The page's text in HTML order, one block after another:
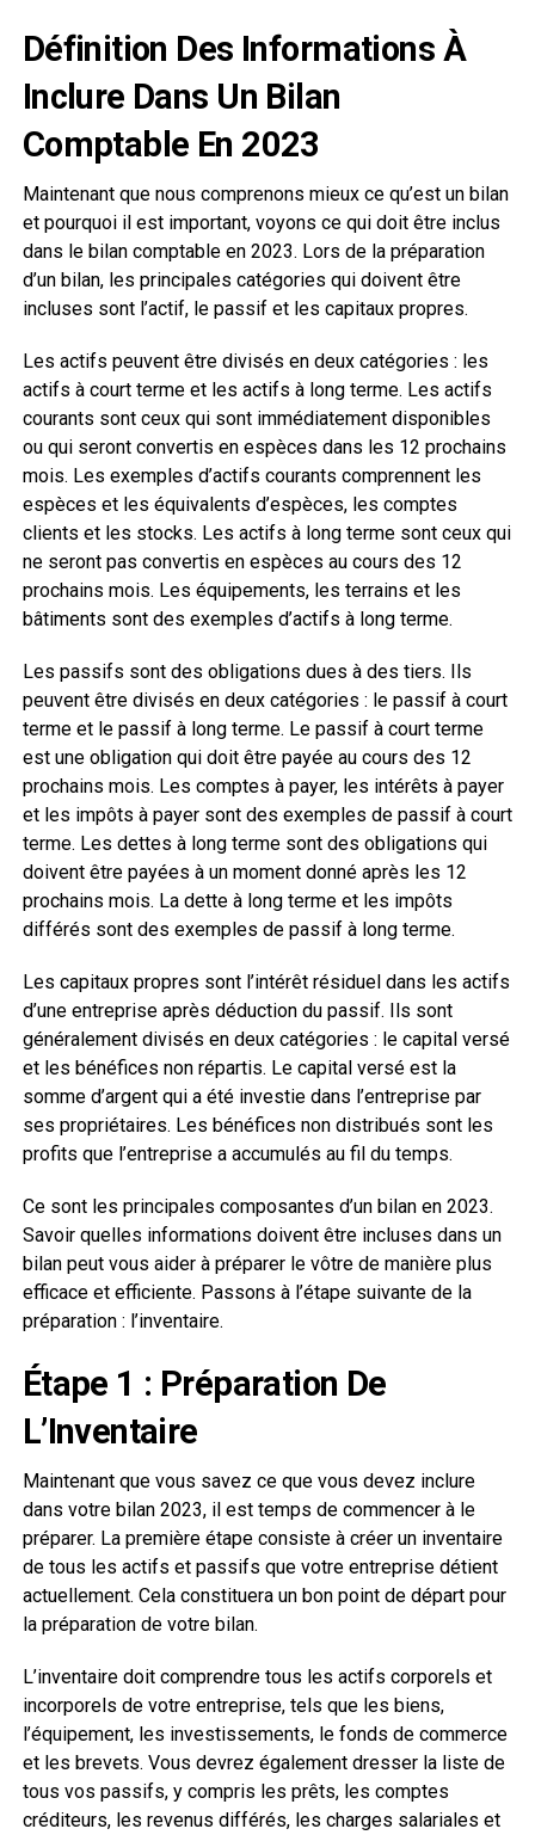
Définition Des Informations À
Inclure Dans Un Bilan
Comptable En 2023
Maintenant que nous comprenons mieux ce qu’est un bilan
et pourquoi il est important, voyons ce qui doit être inclus
dans le bilan comptable en 2023. Lors de la préparation
d’un bilan, les principales catégories qui doivent être
incluses sont l’actif, le passif et les capitaux propres.
Les actifs peuvent être divisés en deux catégories : les
actifs à court terme et les actifs à long terme. Les actifs
courants sont ceux qui sont immédiatement disponibles
ou qui seront convertis en espèces dans les 12 prochains
mois. Les exemples d’actifs courants comprennent les
espèces et les équivalents d’espèces, les comptes
clients et les stocks. Les actifs à long terme sont ceux qui
ne seront pas convertis en espèces au cours des 12
prochains mois. Les équipements, les terrains et les
bâtiments sont des exemples d’actifs à long terme.
Les passifs sont des obligations dues à des tiers. Ils
peuvent être divisés en deux catégories : le passif à court
terme et le passif à long terme. Le passif à court terme
est une obligation qui doit être payée au cours des 12
prochains mois. Les comptes à payer, les intérêts à payer
et les impôts à payer sont des exemples de passif à court
terme. Les dettes à long terme sont des obligations qui
doivent être payées à un moment donné après les 12
prochains mois. La dette à long terme et les impôts
différés sont des exemples de passif à long terme.
Les capitaux propres sont l’intérêt résiduel dans les actifs
d’une entreprise après déduction du passif. Ils sont
généralement divisés en deux catégories : le capital versé
et les bénéfices non répartis. Le capital versé est la
somme d’argent qui a été investie dans l’entreprise par
ses propriétaires. Les bénéfices non distribués sont les
profits que l’entreprise a accumulés au fil du temps.
Ce sont les principales composantes d’un bilan en 2023.
Savoir quelles informations doivent être incluses dans un
bilan peut vous aider à préparer le vôtre de manière plus
efficace et efficiente. Passons à l’étape suivante de la
préparation : l’inventaire.
Étape 1 : Préparation De
L’Inventaire
Maintenant que vous savez ce que vous devez inclure
dans votre bilan 2023, il est temps de commencer à le
préparer. La première étape consiste à créer un inventaire
de tous les actifs et passifs que votre entreprise détient
actuellement. Cela constituera un bon point de départ pour
la préparation de votre bilan.
L’inventaire doit comprendre tous les actifs corporels et
incorporels de votre entreprise, tels que les biens,
l’équipement, les investissements, le fonds de commerce
et les brevets. Vous devrez également dresser la liste de
tous vos passifs, y compris les prêts, les comptes
créditeurs, les revenus différés, les charges salariales et